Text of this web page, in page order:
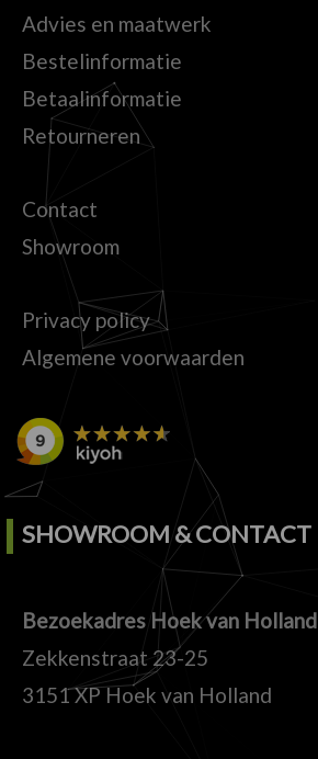
Advies en maatwerk
Bestelinformatie
Betaalinformatie
Retourneren
Contact
Showroom
Privacy policy
Algemene voorwaarden
SHOWROOM & CONTACT
Bezoekadres Hoek van Holland
Zekkenstraat 23-25
3151 XP Hoek van Holland